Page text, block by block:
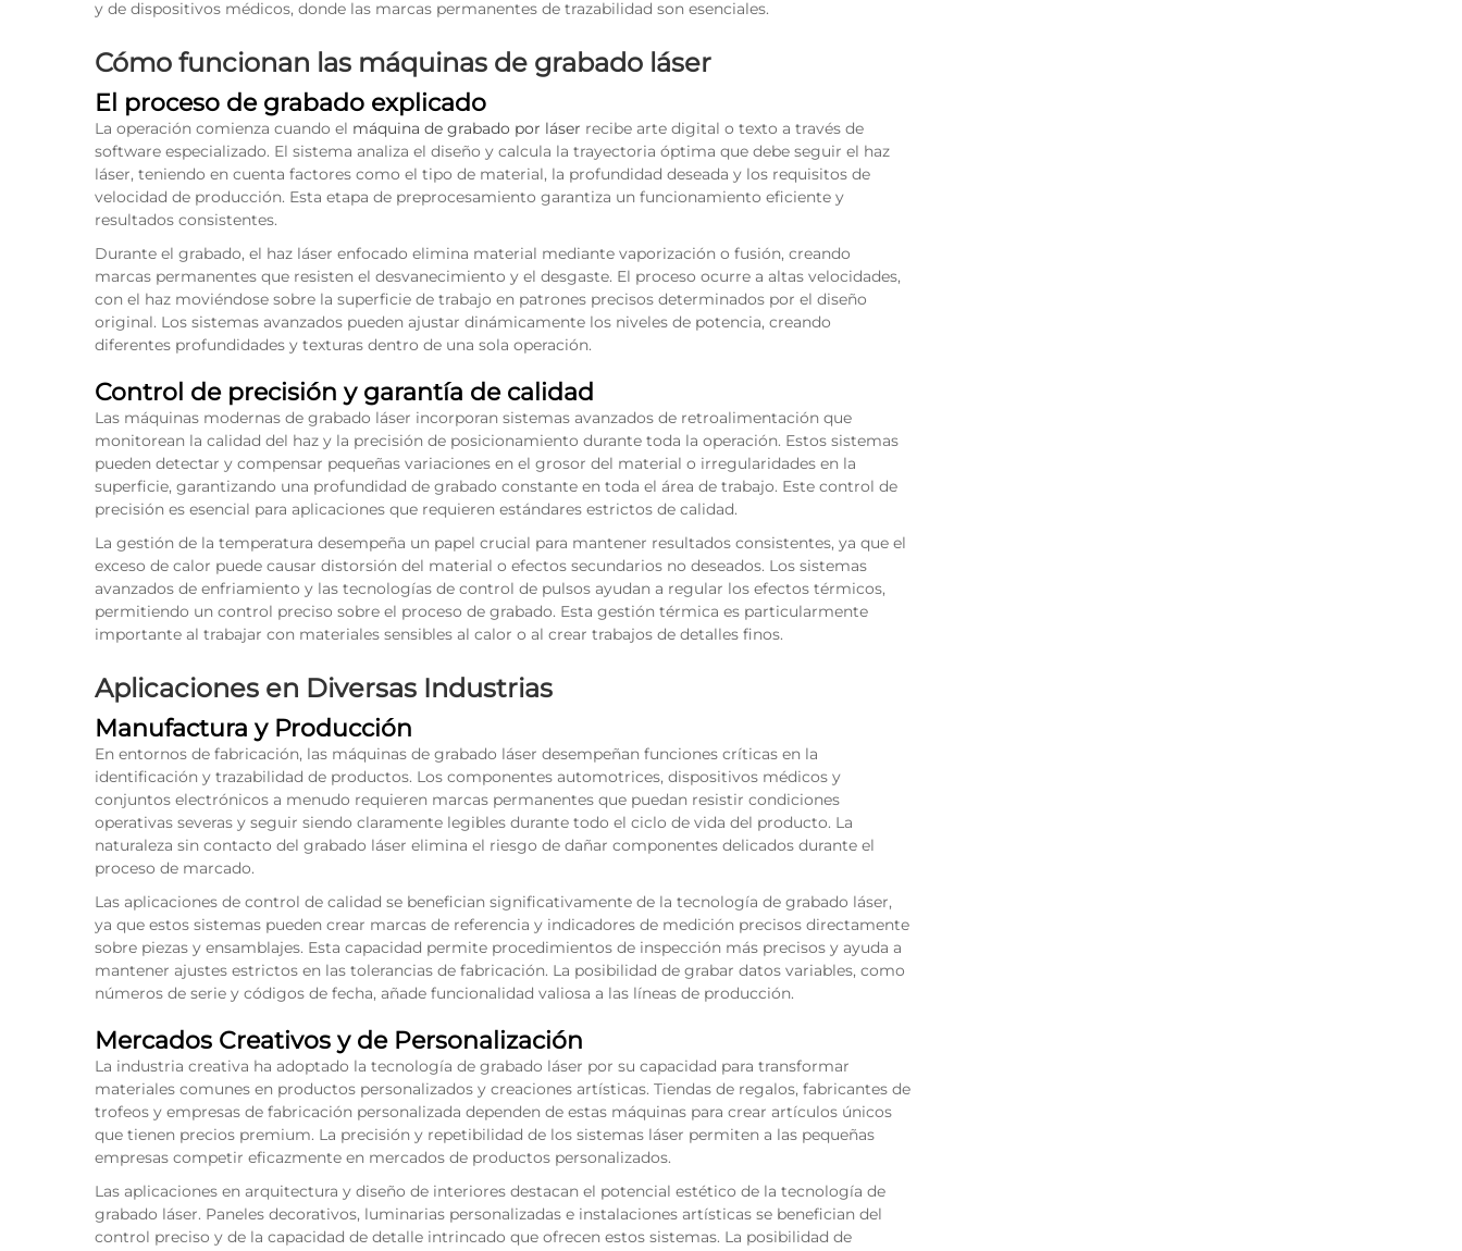
y de dispositivos médicos, donde las marcas permanentes de trazabilidad son esenciales.
Cómo funcionan las máquinas de grabado láser
El proceso de grabado explicado
La operación comienza cuando el máquina de grabado por láser recibe arte digital o texto a través de
software especializado. El sistema analiza el diseño y calcula la trayectoria óptima que debe seguir el haz
láser, teniendo en cuenta factores como el tipo de material, la profundidad deseada y los requisitos de
velocidad de producción. Esta etapa de preprocesamiento garantiza un funcionamiento eficiente y
resultados consistentes.
Durante el grabado, el haz láser enfocado elimina material mediante vaporización o fusión, creando
marcas permanentes que resisten el desvanecimiento y el desgaste. El proceso ocurre a altas velocidades,
con el haz moviéndose sobre la superficie de trabajo en patrones precisos determinados por el diseño
original. Los sistemas avanzados pueden ajustar dinámicamente los niveles de potencia, creando
diferentes profundidades y texturas dentro de una sola operación.
Control de precisión y garantía de calidad
Las máquinas modernas de grabado láser incorporan sistemas avanzados de retroalimentación que
monitorean la calidad del haz y la precisión de posicionamiento durante toda la operación. Estos sistemas
pueden detectar y compensar pequeñas variaciones en el grosor del material o irregularidades en la
superficie, garantizando una profundidad de grabado constante en toda el área de trabajo. Este control de
precisión es esencial para aplicaciones que requieren estándares estrictos de calidad.
La gestión de la temperatura desempeña un papel crucial para mantener resultados consistentes, ya que el
exceso de calor puede causar distorsión del material o efectos secundarios no deseados. Los sistemas
avanzados de enfriamiento y las tecnologías de control de pulsos ayudan a regular los efectos térmicos,
permitiendo un control preciso sobre el proceso de grabado. Esta gestión térmica es particularmente
importante al trabajar con materiales sensibles al calor o al crear trabajos de detalles finos.
Aplicaciones en Diversas Industrias
Manufactura y Producción
En entornos de fabricación, las máquinas de grabado láser desempeñan funciones críticas en la
identificación y trazabilidad de productos. Los componentes automotrices, dispositivos médicos y
conjuntos electrónicos a menudo requieren marcas permanentes que puedan resistir condiciones
operativas severas y seguir siendo claramente legibles durante todo el ciclo de vida del producto. La
naturaleza sin contacto del grabado láser elimina el riesgo de dañar componentes delicados durante el
proceso de marcado.
Las aplicaciones de control de calidad se benefician significativamente de la tecnología de grabado láser,
ya que estos sistemas pueden crear marcas de referencia y indicadores de medición precisos directamente
sobre piezas y ensamblajes. Esta capacidad permite procedimientos de inspección más precisos y ayuda a
mantener ajustes estrictos en las tolerancias de fabricación. La posibilidad de grabar datos variables, como
números de serie y códigos de fecha, añade funcionalidad valiosa a las líneas de producción.
Mercados Creativos y de Personalización
La industria creativa ha adoptado la tecnología de grabado láser por su capacidad para transformar
materiales comunes en productos personalizados y creaciones artísticas. Tiendas de regalos, fabricantes de
trofeos y empresas de fabricación personalizada dependen de estas máquinas para crear artículos únicos
que tienen precios premium. La precisión y repetibilidad de los sistemas láser permiten a las pequeñas
empresas competir eficazmente en mercados de productos personalizados.
Las aplicaciones en arquitectura y diseño de interiores destacan el potencial estético de la tecnología de
grabado láser. Paneles decorativos, luminarias personalizadas e instalaciones artísticas se benefician del
control preciso y de la capacidad de detalle intrincado que ofrecen estos sistemas. La posibilidad de